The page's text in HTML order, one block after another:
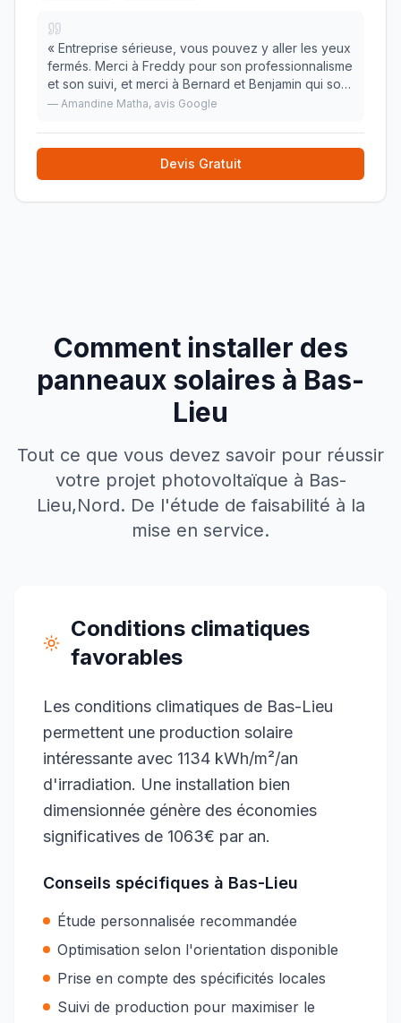
« Entreprise sérieuse, vous pouvez y aller les yeux
fermés. Merci à Freddy pour son professionnalisme
et son suivi, et merci à Bernard et Benjamin qui sont
intervenus sur le chantier. Nous avons fait
— Amandine Matha, avis Google
Devis Gratuit
Comment installer des
panneaux solaires à Bas-
Lieu
Tout ce que vous devez savoir pour réussir
votre projet photovoltaïque à Bas-
Lieu,Nord. De l'étude de faisabilité à la
mise en service.
Conditions climatiques
favorables
Les conditions climatiques de Bas-Lieu
permettent une production solaire
intéressante avec 1134 kWh/m²/an
d'irradiation. Une installation bien
dimensionnée génère des économies
significatives de 1063€ par an.
Conseils spécifiques à Bas-Lieu
Étude personnalisée recommandée
Optimisation selon l'orientation disponible
Prise en compte des spécificités locales
Suivi de production pour maximiser le